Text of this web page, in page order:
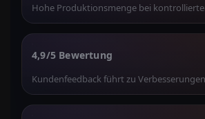
Hohe Produktionsmenge bei
4,9/5 Bewertung
Kundenfeedback führt zu